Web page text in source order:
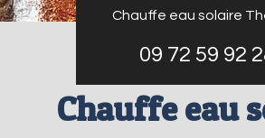
Chauffe eau solaire
09 72 59 92
Chauffe eau